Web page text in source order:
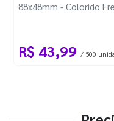
88x48mm - Colorido
R$ 43,99 / 500